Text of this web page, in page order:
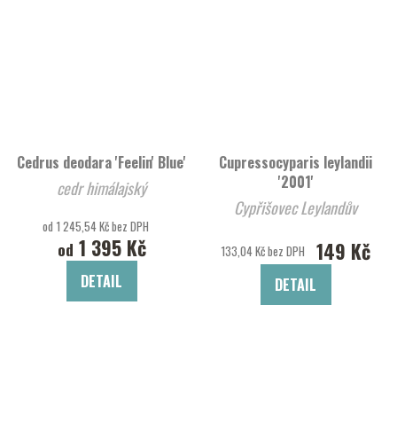
Cedrus deodara 'Feelin' Blue'
cedr himálajský
od 1 245,54 Kč bez DPH
od 1 395 Kč
DETAIL
Cupressocyparis leylandii
'2001'
Cypřišovec Leylandův
133,04 Kč bez DPH 149 Kč
DETAIL